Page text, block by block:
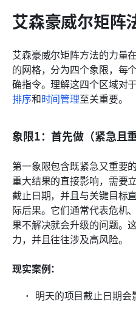
艾森豪威尔矩阵
艾森豪威尔矩阵方法的力量
的网格，分为四个象限，每
确指令。理解这四个区域对
排序和时间管理至关重要。
象限1：首先做（紧急且重
第一象限包含既紧急又重要
重大结果的直接影响，需要
截止日期，并且与关键目标
际后果。它们通常代表危机
果不解决就会升级的问题。
力，并且往往涉及高风险。
现实案例：
明天的项目截止日期会